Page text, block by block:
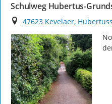
Schulweg Hubertus-
Ort
47623 Kevelaer,